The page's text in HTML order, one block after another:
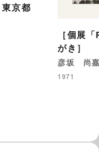
京都
［個展
がき］
彦坂 尚
1971